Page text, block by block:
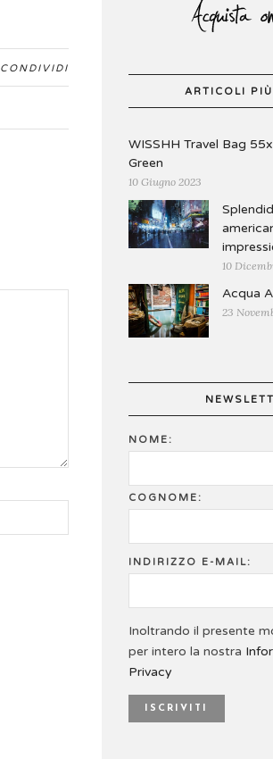
CONDIVIDI
ARTICOLI
WISSHH Travel Bag
Green
10 Giugno 2023
10
Acqua
23
NOME:
COGNOME:
INDIRIZZO E-MAIL:
Inoltrando il presente
per intero la nostra
Privacy